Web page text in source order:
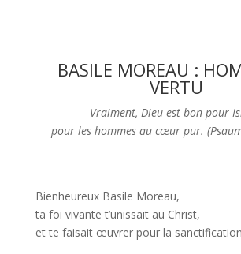
BASILE MOREAU :
VERTU
Vraiment, Dieu est bon pour
pour les hommes au cœur pur.
Bienheureux Basile Moreau,
ta foi vivante t’unissait au Christ,
et te faisait œuvrer pour la